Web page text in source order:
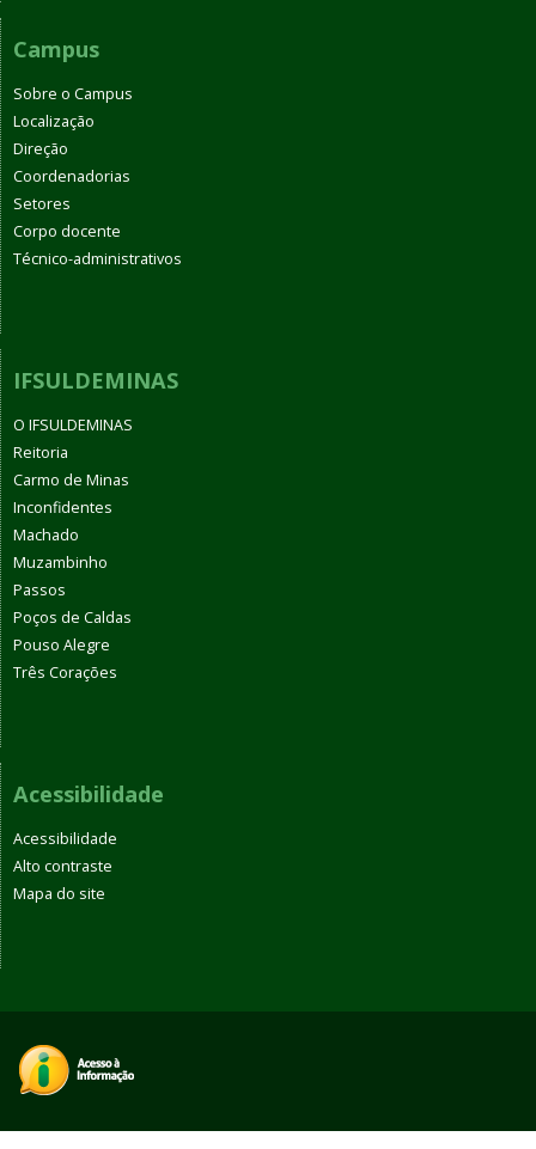
Campus
Sobre o Campus
Localização
Direção
Coordenadorias
Setores
Corpo docente
Técnico-administrativos
IFSULDEMINAS
O IFSULDEMINAS
Reitoria
Carmo de Minas
Inconfidentes
Machado
Muzambinho
Passos
Poços de Caldas
Pouso Alegre
Três Corações
Acessibilidade
Acessibilidade
Alto contraste
Mapa do site